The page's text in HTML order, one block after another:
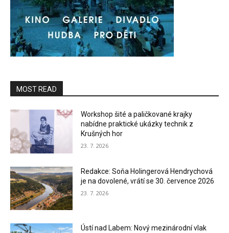
MOST READ
Workshop šité a paličkované krajky
nabídne praktické ukázky technik z
Krušných hor
23. 7. 2026
Redakce: Soňa Holingerová Hendrychová
je na dovolené, vrátí se 30. července 2026
23. 7. 2026
Ústí nad Labem: Nový mezinárodní vlak